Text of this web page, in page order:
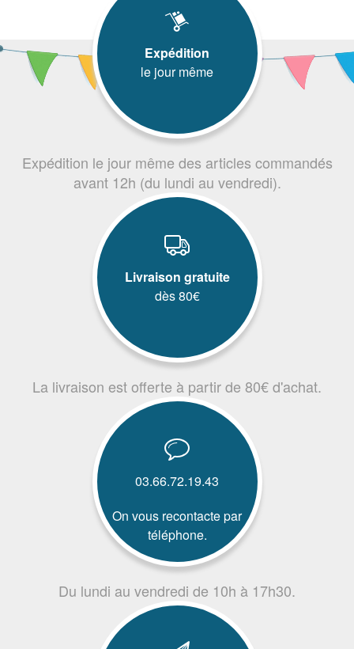
Expédition
le jour même
Expédition le jour même des articles commandés
avant 12h (du lundi au vendredi).
Livraison gratuite
dès 80€
La livraison est offerte à partir de 80€ d'achat.
03.66.72.19.43
On vous recontacte par
téléphone.
Du lundi au vendredi de 10h à 17h30.